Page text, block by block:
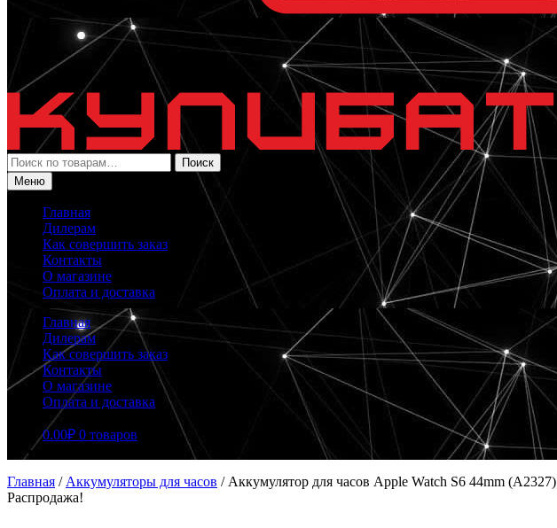
Искать:
Поиск
Меню
Главная
Дилерам
Как совершить заказ
Контакты
О магазине
Оплата и доставка
Главная
Дилерам
Как совершить заказ
Контакты
О магазине
Оплата и доставка
0.00₽ 0 товаров
Главная / Аккумуляторы для часов / Аккумулятор для часов Apple Watch S6 44mm (A2327)
Распродажа!